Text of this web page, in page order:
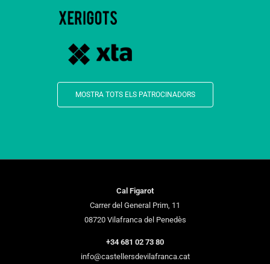
MOSTRA TOTS ELS PATROCINADORS
Cal Figarot
Carrer del General Prim, 11
08720 Vilafranca del Penedès
+34 681 02 73 80
info@castellersdevilafranca.cat